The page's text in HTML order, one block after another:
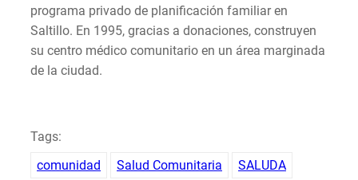
programa privado de planificación familiar en
Saltillo. En 1995, gracias a donaciones, construyen
su centro médico comunitario en un área marginada
de la ciudad.
Tags:
comunidad
Salud Comunitaria SALUDA